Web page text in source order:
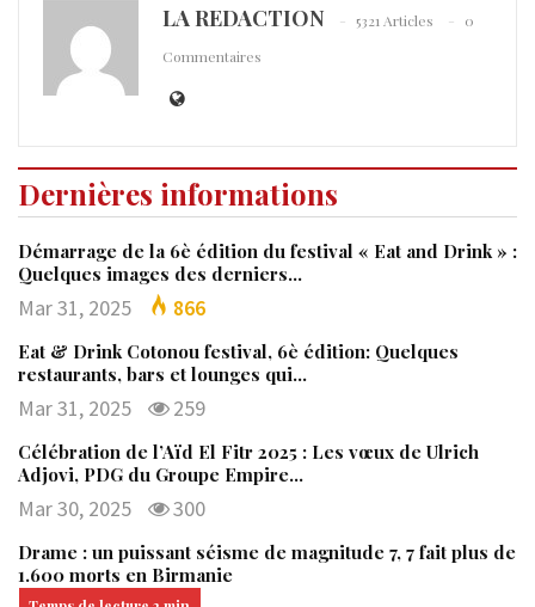
LA REDACTION 5321 Articles
0
Commentaires
Dernières informations
Démarrage de la 6è édition du festival « Eat and Drink » :
Quelques images des derniers…
Mar 31, 2025 866
Eat & Drink Cotonou festival, 6è édition: Quelques
restaurants, bars et lounges qui…
Mar 31, 2025 259
Célébration de l’Aïd El Fitr 2025 : Les vœux de Ulrich
Adjovi, PDG du Groupe Empire…
Mar 30, 2025 300
Drame : un puissant séisme de magnitude 7, 7 fait plus de
1.600 morts en Birmanie